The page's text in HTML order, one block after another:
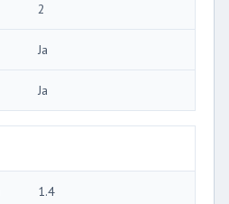
2
Ja
Ja
1.4